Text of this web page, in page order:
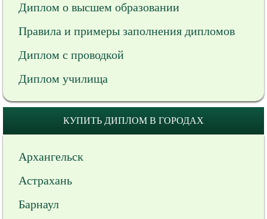
Диплом о высшем образовании
Правила и примеры заполнения дипломов
Диплом с проводкой
Диплом училища
КУПИТЬ ДИПЛОМ В ГОРОДАХ
Архангельск
Астрахань
Барнаул